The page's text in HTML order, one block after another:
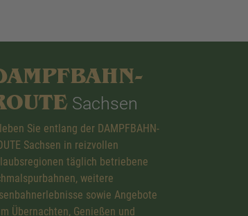
Sachsen
Sie entlang der DAMPFBAHN-
Sachsen in reizvollen
täglich betriebene
weitere
sowie Angebote
Übernachten, Genießen und